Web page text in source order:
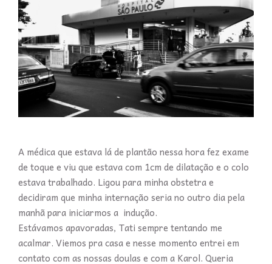
A médica que estava lá de plantão nessa hora fez exame
de toque e viu que estava com 1cm de dilatação e o colo
estava trabalhado. Ligou para minha obstetra e
decidiram que minha internação seria no outro dia pela
manhã para iniciarmos a indução.
Estávamos apavoradas, Tati sempre tentando me
acalmar. Viemos pra casa e nesse momento entrei em
contato com as nossas doulas e com a Karol. Queria